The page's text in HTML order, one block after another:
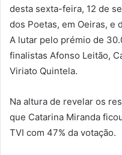
desta sexta-feira, 12 de
dos Poetas, em Oeiras, e
A lutar pelo prémio de
finalistas Afonso Leitão,
Viriato Quintela.
Na altura de revelar os
que Catarina Miranda
TVI com 47% da votação.